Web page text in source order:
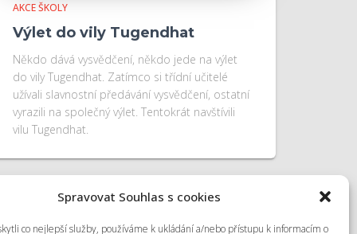
Spravovat Souhlas s cookies
co nejlepší služby, používáme k ukládání a/nebo přístupu k informacím o
AKCE ŠKOLY
Výlet do vily Tugendhat
Někdo dává vysvědčení, někdo jede na výlet
do vily Tugendhat. Zatímco si třídní učitelé
užívali slavnostní předávání vysvědčení, ostatní
vyrazili na společný výlet. Tentokrát navštívili
vilu Tugendhat.